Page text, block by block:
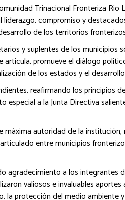
Trinacional Fronteriza Río
compromiso y
de los territorios
y suplentes de los municipios
promueve el diálogo
de los estados y el
reafirmando los principios
a la Junta Directiva
autoridad de la
entre municipios
agradecimiento a los integrantes
valiosos e invaluables
protección del medio ambiente